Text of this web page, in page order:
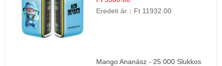
Eredeti ár： Ft 11932.00
Mango Ananász - 25.000 Slukkos